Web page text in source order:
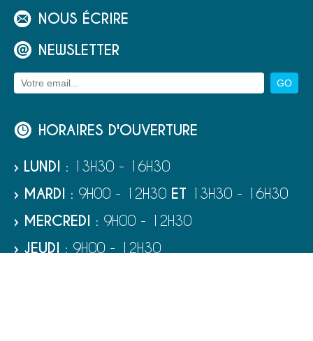
NOUS ÉCRIRE
NEWSLETTER
HORAIRES D'OUVERTURE
› LUNDI : 13H30 - 16H30
› MARDI : 9H00 - 12H30 ET 13H30 - 16H30
› MERCREDI : 9H00 - 12H30
› JEUDI : 9H00 - 12H30